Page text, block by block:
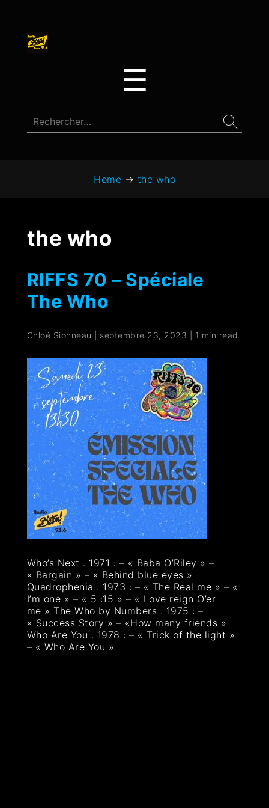
☰
Home → the who
the who
RIFFS 70 – Spéciale
The Who
Chloé Sionneau septembre 23, 2023 1 min read
Who’s Next . 1971 : – « Baba O’Riley » –
« Bargain » – « Behind blue eyes »
Quadrophenia . 1973 : – « The Real me » – «
I’m one » – « 5 :15 » – « Love reign O’er
me » The Who by Numbers . 1975 : –
« Success Story » – «How many friends »
Who Are You . 1978 : – « Trick of the light »
– « Who Are You »